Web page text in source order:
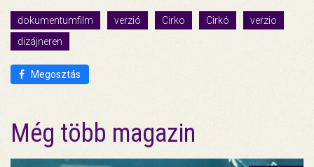
dokumentumfilm verzió Cirko Cirkó
verzio
dizájneren
Megosztás
Még több magazin